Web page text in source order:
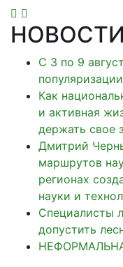
НОВОСТИ
С 3 по 9
Как
и активная
держать свое
Дмитрий
маршрутов
регионах
науки и
Специалисты
допустить